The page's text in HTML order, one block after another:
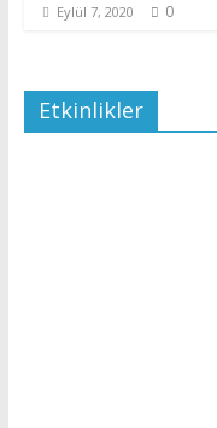
Eylül 7, 2020 0
Etkinlikler